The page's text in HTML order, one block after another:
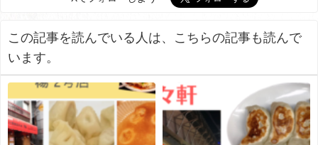
この記事を読んでいる人は、こちらの記事も読んで
います。